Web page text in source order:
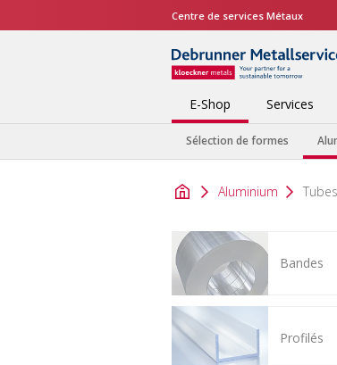
Centre de services Métaux
E-Shop Services
Sélection de formes
Aluminium Tubes
Bandes
Profilés